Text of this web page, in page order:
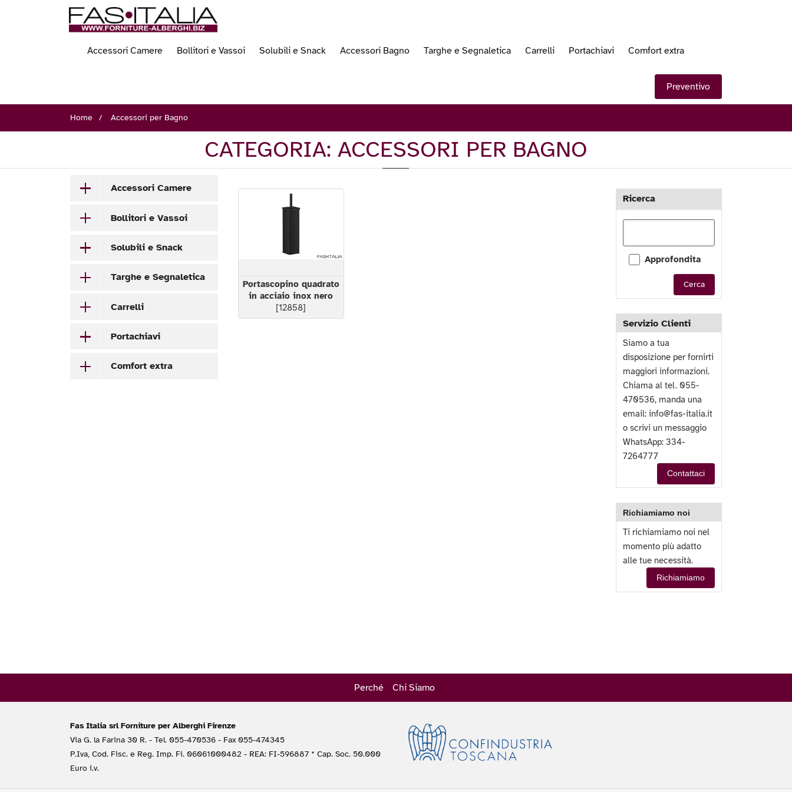
Accessori Camere Bollitori e Vassoi Solubili e Snack Accessori Bagno Targhe e Segnaletica Carrelli Portachiavi Comfort extra
Preventivo
Home Accessori per Bagno
CATEGORIA: ACCESSORI PER BAGNO
Accessori Camere
Bollitori e Vassoi
Solubili e Snack
Targhe e Segnaletica
Carrelli
Portachiavi
Comfort extra
Portascopino quadrato
in acciaio inox nero
[12858]
Ricerca
Approfondita
Cerca
Servizio Clienti
Siamo a tua
disposizione per fornirti
maggiori informazioni.
Chiama al tel. 055-
470536, manda una
email:info@fas-italia.it
o scrivi un messaggio
WhatsApp: 334-
7264777
Contattaci
Richiamiamo noi
Ti richiamiamo noi nel
momento più adatto
alle tue necessità.
Richiamiamo
Perché Chi Siamo
Fas Italia srl Forniture per Alberghi Firenze
Via G. la Farina 30 R. - Tel. 055-470536 - Fax 055-474345
P.Iva, Cod. Fisc. e Reg. Imp. Fi. 06061000482 - REA: FI-596887 * Cap. Soc. 50.000
Euro i.v.